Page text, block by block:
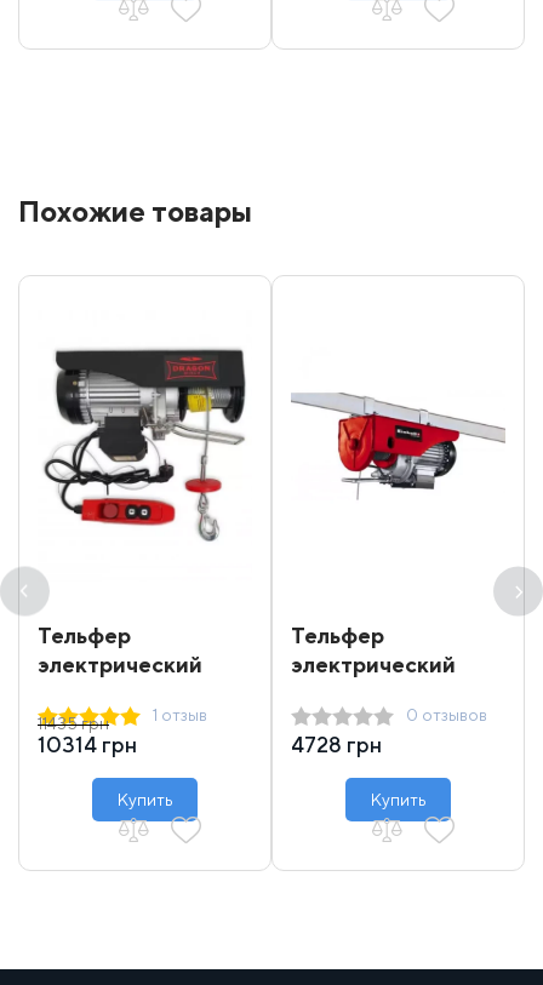
Похожие товары
Тельфер
электрический
400/800
1 отзыв
10314 грн
11435 грн
Купить
Тельфер
электрический
0 отзывов
4728 грн
Купить